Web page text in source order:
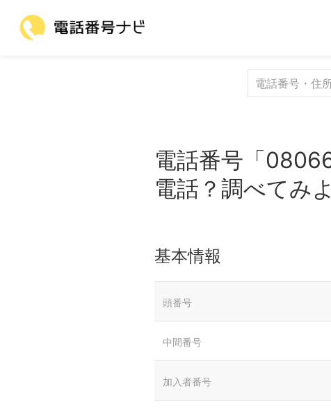
電話番号「
電話？調べてみ
基本情報
頭番号
中間番号
加入者番号